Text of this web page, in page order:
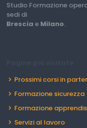
Studio Formazione
sedi di
Brescia e Milano.
Prossimi corsi in
Formazione sicurezza
Formazione
Servizi al lavoro